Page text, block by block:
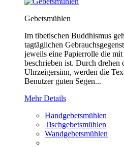
Gebetsmühlen
Im tibetischen Buddhismus
tagtäglichen
jeweils eine Papierrolle die
beschrieben ist. Durch drehen
Uhrzeigersinn, werden die
Benutzer guten Segen...
Mehr Details
Handgebetsmühlen
Tischgebetsmühlen
Wandgebetsmühlen